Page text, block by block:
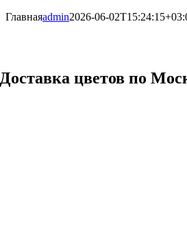
Главнаяadmin2026-06-
цветов по